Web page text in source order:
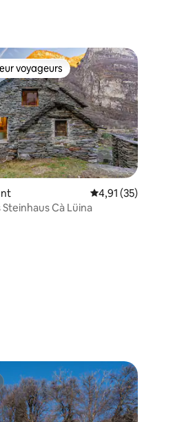
la base de 42 commentaires : 5 sur 5
voyageurs
voyageurs
Évaluation moyenne
4,91 (35)
Cà Lüina